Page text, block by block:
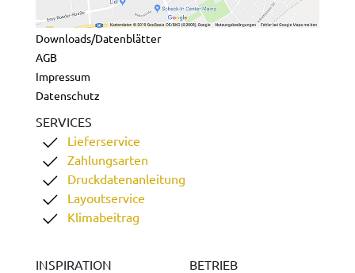
Downloads/Datenblätter
AGB
Impressum
Datenschutz
SERVICES
Lieferservice
Zahlungsarten
Druckdatenanleitung
Layoutservice
Klimabeitrag
INSPIRATION
BETRIEB